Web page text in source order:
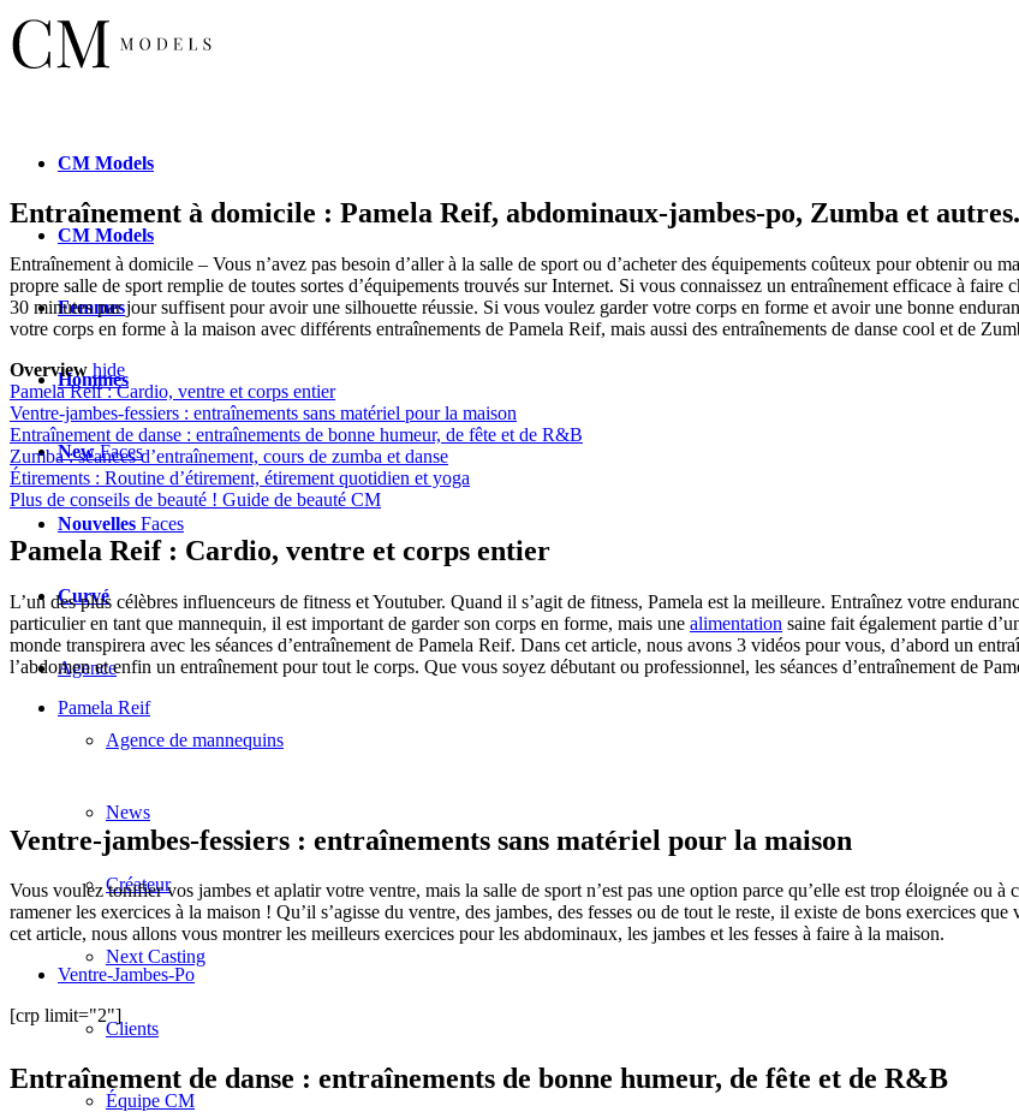
CM Models
CM Models
Femmes
Hommes
NewFaces
Nouvelles Faces
Curvé
Agence
Agence de mannequins
News
Créateur
Next Casting
Clients
Équipe CM
Entraînement à domicile : Pamela Reif, abdominaux-jambes-po, Zumba et autres.
Entraînement à domicile – Vous n’avez pas besoin d’aller à la salle de sport ou d’acheter des équipements coûteux pour obtenir ou
propre salle de sport remplie de toutes sortes d’équipements trouvés sur Internet. Si vous connaissez un entraînement efficace à faire
30 minutes par jour suffisent pour avoir une silhouette réussie. Si vous voulez garder votre corps en forme et avoir une bonne
votre corps en forme à la maison avec différents entraînements de Pamela Reif, mais aussi des entraînements de danse cool et de
Overview hide
Pamela Reif : Cardio, ventre et corps entier
Ventre-jambes-fessiers : entraînements sans matériel pour la maison
Entraînement de danse : entraînements de bonne humeur, de fête et de R&B
Zumba : séances d’entraînement, cours de zumba et danse
Étirements : Routine d’étirement, étirement quotidien et yoga
Plus de conseils de beauté ! Guide de beauté CM
Pamela Reif : Cardio, ventre et corps entier
L’un des plus célèbres influenceurs de fitness et Youtuber. Quand il s’agit de fitness, Pamela est la meilleure. Entraînez votre
particulier en tant que mannequin, il est important de garder son corps en forme, mais une alimentation saine fait également partie
monde transpirera avec les séances d’entraînement de Pamela Reif. Dans cet article, nous avons 3 vidéos pour vous, d’abord un
l’abdomen et enfin un entraînement pour tout le corps. Que vous soyez débutant ou professionnel, les séances d’entraînement de
Pamela Reif
Ventre-jambes-fessiers : entraînements sans matériel pour la maison
Vous voulez tonifier vos jambes et aplatir votre ventre, mais la salle de sport n’est pas une option parce qu’elle est trop éloignée ou à
ramener les exercices à la maison ! Qu’il s’agisse du ventre, des jambes, des fesses ou de tout le reste, il existe de bons exercices
cet article, nous allons vous montrer les meilleurs exercices pour les abdominaux, les jambes et les fesses à faire à la maison.
Ventre-Jambes-Po
[crp limit="2"]
Entraînement de danse : entraînements de bonne humeur, de fête et de R&B